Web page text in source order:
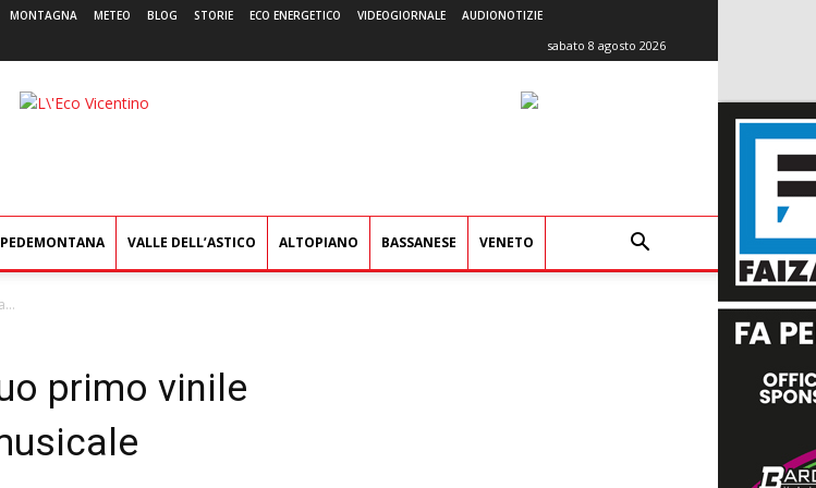
MONTAGNA METEO BLOG STORIE ECO ENERGETICO VIDEOGIORNALE AUDIONOTIZIE
sabato 8 agosto 2026
L'Eco
PEDEMONTANA VALLE DELL’ASTICO ALTOPIANO BASSANESE VENETO
primo vinile